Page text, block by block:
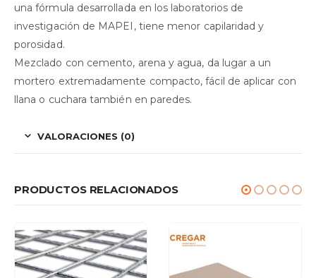
una fórmula desarrollada en los laboratorios de
investigación de MAPEI, tiene menor capilaridad y
porosidad.
Mezclado con cemento, arena y agua, da lugar a un
mortero extremadamente compacto, fácil de aplicar con
llana o cuchara también en paredes.
VALORACIONES (0)
PRODUCTOS RELACIONADOS